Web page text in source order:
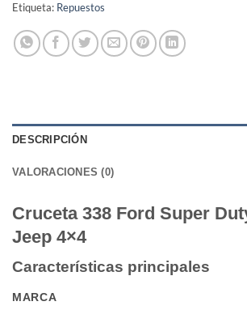
Etiqueta: Repuestos
DESCRIPCIÓN
VALORACIONES (0)
Cruceta 338 Ford Super
Jeep 4×4
Características principales
MARCA